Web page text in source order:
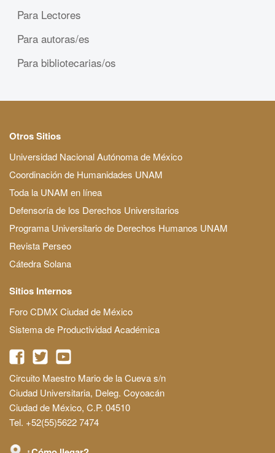
Para Lectores
Para autoras/es
Para bibliotecarias/os
Otros Sitios
Universidad Nacional Autónoma de México
Coordinación de Humanidades UNAM
Toda la UNAM en línea
Defensoría de los Derechos Universitarios
Programa Universitario de Derechos Humanos UNAM
Revista Perseo
Cátedra Solana
Sitios Internos
Foro CDMX Ciudad de México
Sistema de Productividad Académica
Circuito Maestro Mario de la Cueva s/n
Ciudad Universitaria, Deleg. Coyoacán
Ciudad de México, C.P. 04510
Tel. +52(55)5622 7474